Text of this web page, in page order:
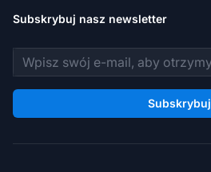
Subskrybuj nasz newsletter
Adres e-mail
Subskrybuj